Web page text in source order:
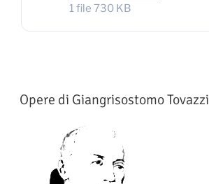
1 file 730 KB
Opere di Giangrisostomo Tovazzi